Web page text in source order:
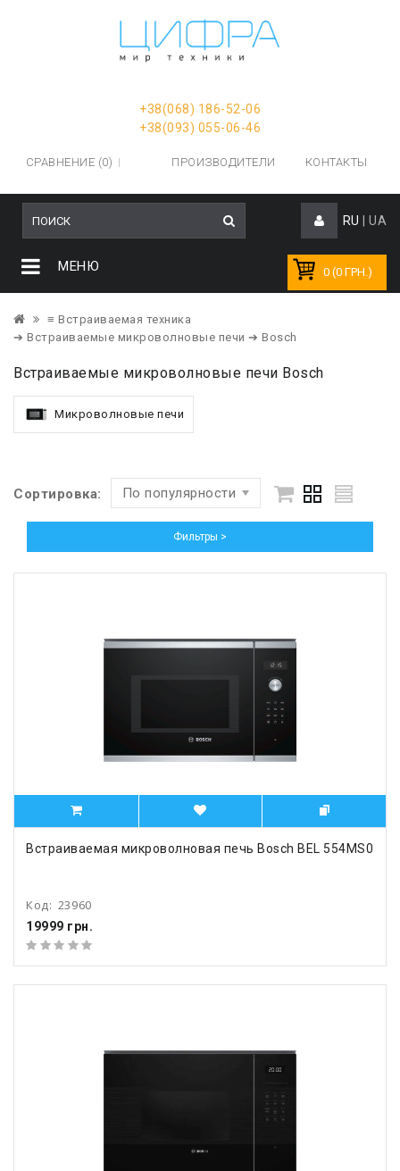
+38(068) 186-52-06
+38(093) 055-06-46
СРАВНЕНИЕ (0) ПРОИЗВОДИТЕЛИ КОНТАКТЫ
RU UA
0 (0 ГРН.)
МЕНЮ
≡ Встраиваемая техника
➔ Встраиваемые микроволновые печи ➔ Bosch
Встраиваемые микроволновые печи Bosch
Микроволновые печи
Сортировка: По популярности
Фильтры >
Встраиваемая микроволновая печь Bosch BEL 554MS0
Код: 23960
19999 грн.